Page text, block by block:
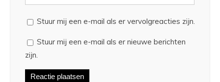
Stuur mij een e-mail als er vervolgreacties zijn.
Stuur mij een e-mail als er nieuwe berichten
zijn.